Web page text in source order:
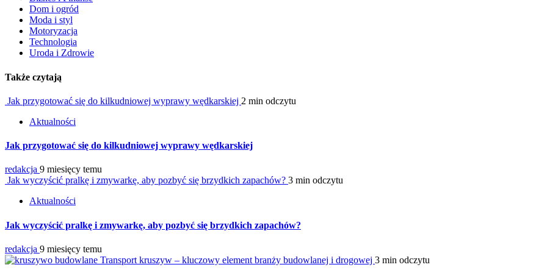
Dom i ogród
Moda i styl
Motoryzacja
Technologia
Uroda i Zdrowie
Także czytają
Jak przygotować się do kilkudniowej wyprawy wędkarskiej 2 min odczytu
Aktualności
Jak przygotować się do kilkudniowej wyprawy wędkarskiej
redakcja 9 miesięcy temu
Jak wyczyścić pralkę i zmywarkę, aby pozbyć się brzydkich zapachów? 3 min odczytu
Aktualności
Jak wyczyścić pralkę i zmywarkę, aby pozbyć się brzydkich zapachów?
redakcja 9 miesięcy temu
Transport kruszyw – kluczowy element branży budowlanej i drogowej 3 min odczytu